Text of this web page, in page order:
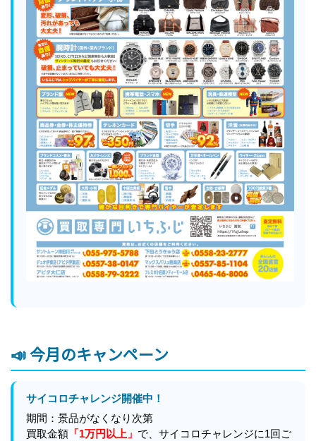
📣 今月のキャンペーン
サイコロチャレンジ開催中！
期間：景品がなくなり次第
買取金額 「1万円以上」 で、サイコロチャレンジに1回ご